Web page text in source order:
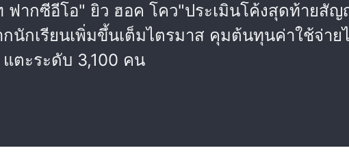
ากซีอีโอ" ยิว ฮอค โคว"ประเมินโค้งสุดท้ายสั
นักเรียนเพิ่มขึ้นเต็มไตรมาส คุมต้นทุนค่าใช้จ่า
ตะระดับ 3,100 คน